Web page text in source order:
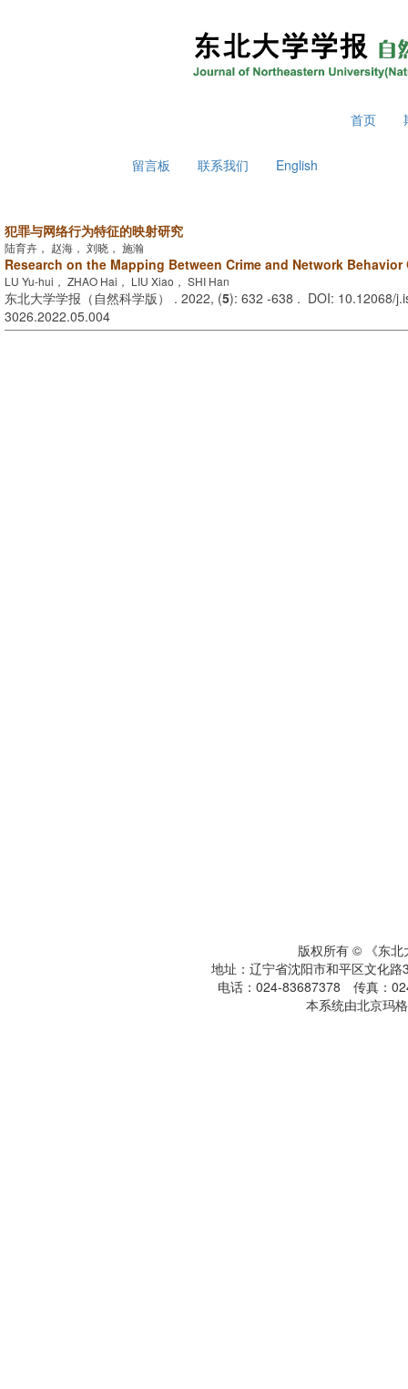
首页
留言板 联系我们 English
犯罪与网络行为特征的映射研究
陆育卉， 赵海， 刘晓， 施瀚
Research on the Mapping Between Crime and Network
LU Yu-hui， ZHAO Hai， LIU Xiao， SHI Han
东北大学学报（自然科学版） . 2022, (5): 632 -638 . DOI: 10.12068/
3026.2022.05.004
版权所有 © 《东北
地址：辽宁省沈阳市和平区文化
电话：024-83687378 传真：
本系统由北京玛